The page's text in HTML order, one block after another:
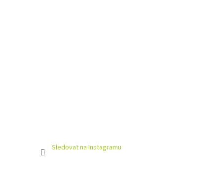
Sledovat na Instagramu